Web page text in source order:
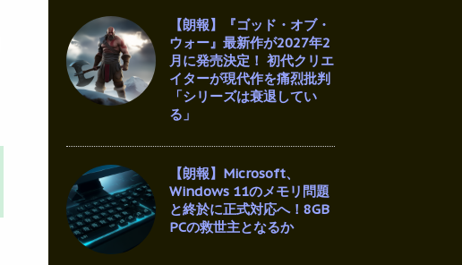
【朗報】『ゴッド・オブ・
ウォー』最新作が2027年2
月に発売決定！ 初代クリエ
イターが現代作を痛烈批判
「シリーズは衰退してい
る」
【朗報】Microsoft、
Windows 11のメモリ問題
と終於に正式対応へ！8GB
PCの救世主となるか